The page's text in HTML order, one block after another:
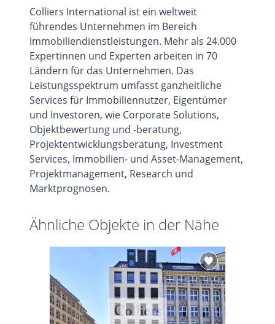
Colliers International ist ein weltweit
führendes Unternehmen im Bereich
Immobiliendienstleistungen. Mehr als 24.000
Expertinnen und Experten arbeiten in 70
Ländern für das Unternehmen. Das
Leistungsspektrum umfasst ganzheitliche
Services für Immobiliennutzer, Eigentümer
und Investoren, wie Corporate Solutions,
Objektbewertung und -beratung,
Projektentwicklungsberatung, Investment
Services, Immobilien- und Asset-Management,
Projektmanagement, Research und
Marktprognosen.
Ähnliche Objekte in der Nähe